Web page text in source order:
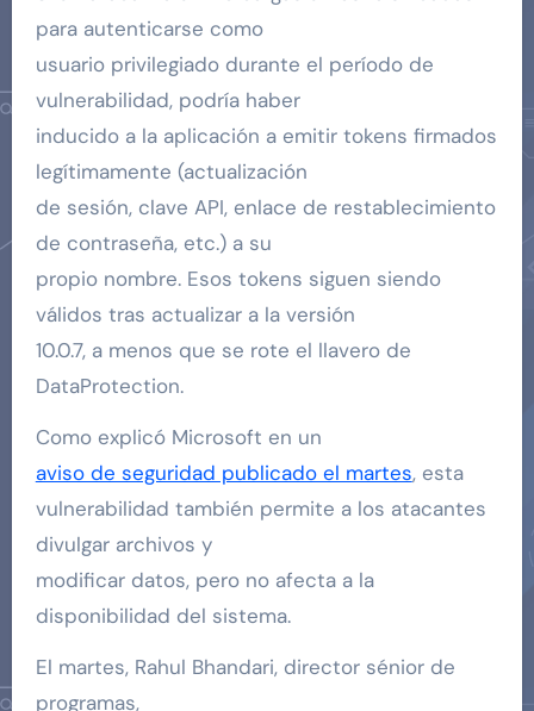
para autenticarse como
usuario privilegiado durante el período de
vulnerabilidad, podría haber
inducido a la aplicación a emitir tokens firmados
legítimamente (actualización
de sesión, clave API, enlace de restablecimiento
de contraseña, etc.) a su
propio nombre. Esos tokens siguen siendo
válidos tras actualizar a la versión
10.0.7, a menos que se rote el llavero de
DataProtection.
Como explicó Microsoft en un
aviso de seguridad publicado el martes, esta
vulnerabilidad también permite a los atacantes
divulgar archivos y
modificar datos, pero no afecta a la
disponibilidad del sistema.
El martes, Rahul Bhandari, director sénior de
programas,